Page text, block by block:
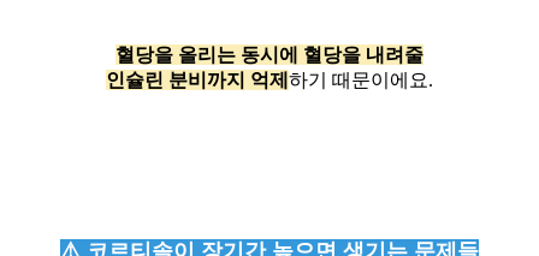
혈당을 올리는 동시에 혈당을 내려줄
인슐린 분비까지 억제 하기 때문이에요.
⚠️ 코르티솔이 장기간 높으면 생기는 문제들